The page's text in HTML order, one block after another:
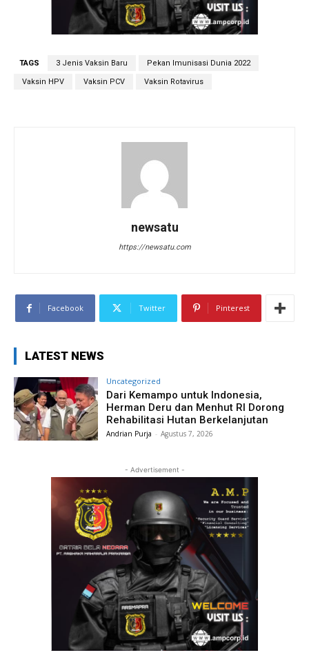
TAGS 3 Jenis Vaksin Baru Pekan Imunisasi Dunia 2022
Vaksin HPV Vaksin PCV Vaksin Rotavirus
newsatu
https://newsatu.com
Facebook Twitter Pinterest
LATEST NEWS
Uncategorized
Dari Kemampo untuk Indonesia,
Herman Deru dan Menhut RI Dorong
Rehabilitasi Hutan Berkelanjutan
Andrian Purja - Agustus 7, 2026
- Advertisement -